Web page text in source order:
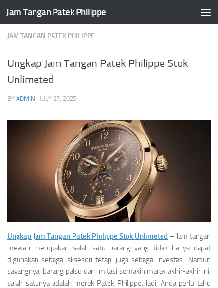
Skip to content
Jam Tangan Patek Philippe
JAM TANGAN PATEK PHILIPPE
Ungkap Jam Tangan Patek Philippe Stok
Unlimeted
BY ADMIN · JULY 27, 2025
Ungkap Jam Tangan Patek Philippe Stok Unlimeted – Jam tangan
mewah merupakan salah satu barang yang tidak hanya dapat
digunakan sebagai aksesori tetapi juga sebagai investasi. Namun
sayangnya, barang palsu dan imitasi semakin marak akhir-akhir ini,
salah satunya adalah merek Patek Philippe. Jadi, Anda perlu tahu